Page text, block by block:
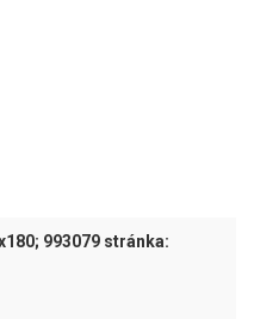
993079 stránka: